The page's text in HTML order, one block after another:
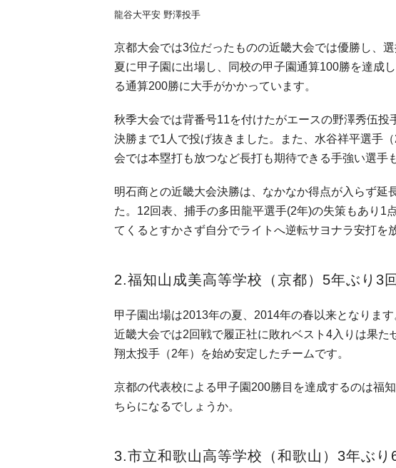
龍谷大平安 野澤投手
京都大会では3位だったものの近畿大会では優勝し、
夏に甲子園に出場し、同校の甲子園通算100勝を達成
る通算200勝に大手がかかっています。
秋季大会では背番号11を付けたがエースの野澤秀伍投
決勝まで1人で投げ抜きました。また、水谷祥平選手
会では本塁打も放つなど長打も期待できる手強い選手
明石商との近畿大会決勝は、なかなか得点が入らず延
た。12回表、捕手の多田龍平選手(2年)の失策もあり1
てくるとすかさず自分でライトへ逆転サヨナラ安打を
2.福知山成美高等学校（京都）5年ぶり3
甲子園出場は2013年の夏、2014年の春以来となりま
近畿大会では2回戦で履正社に敗れベスト4入りは果た
翔太投手（2年）を始め安定したチームです。
京都の代表校による甲子園200勝目を達成するのは福
ちらになるでしょうか。
3.市立和歌山高等学校（和歌山）3年ぶり